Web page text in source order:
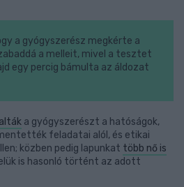
a gyógyszerész megkérte a
a melleit, mivel a tesztet
egy percig bámulta az áldozat
a gyógyszerészt a hatóságok,
feladatai alól, és etikai
közben pedig lapunkat több nő is
is hasonló történt az adott